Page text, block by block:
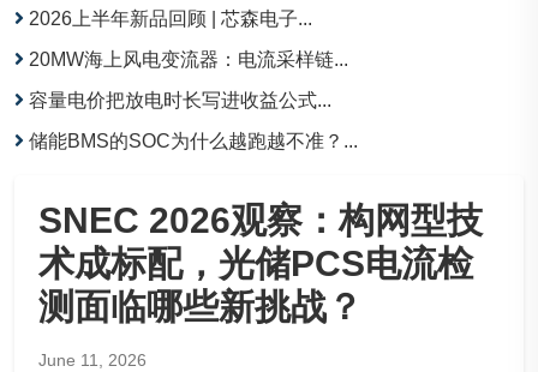
2026上半年新品回顾 | 芯森电子...
20MW海上风电变流器：电流采样链...
容量电价把放电时长写进收益公式...
储能BMS的SOC为什么越跑越不准？...
SNEC 2026观察：构网型技
术成标配，光储PCS电流检
测面临哪些新挑战？
June 11, 2026